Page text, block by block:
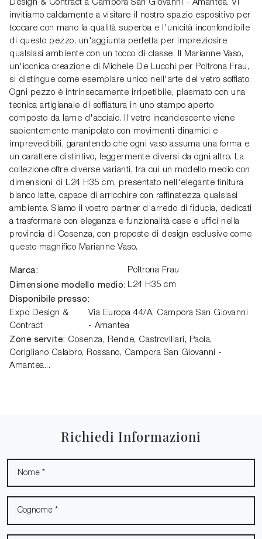
Design & Contract a Campora San Giovanni - Amantea. Vi
invitiamo caldamente a visitare il nostro spazio espositivo per
toccare con mano la qualità superba e l'unicità inconfondibile
di questo pezzo, un'aggiunta perfetta per impreziosire
qualsiasi ambiente con un tocco di classe. Il Marianne Vaso,
un'iconica creazione di Michele De Lucchi per Poltrona Frau,
si distingue come esemplare unico nell'arte del vetro soffiato.
Ogni pezzo è intrinsecamente irripetibile, plasmato con una
tecnica artigianale di soffiatura in uno stampo aperto
composto da lame d'acciaio. Il vetro incandescente viene
sapientemente manipolato con movimenti dinamici e
imprevedibili, garantendo che ogni vaso assuma una forma e
un carattere distintivo, leggermente diversi da ogni altro. La
collezione offre diverse varianti, tra cui un modello medio con
dimensioni di L24 H35 cm, presentato nell'elegante finitura
bianco latte, capace di arricchire con raffinatezza qualsiasi
ambiente. Siamo il vostro partner d'arredo di fiducia, dedicati
a trasformare con eleganza e funzionalità case e uffici nella
provincia di Cosenza, con proposte di design esclusive come
questo magnifico Marianne Vaso.
Marca: Poltrona Frau
Dimensione modello medio: L24 H35 cm
Disponibile presso:
Expo Design &
Contract
Via Europa 44/A, Campora San Giovanni
- Amantea
Zone servite: Cosenza, Rende, Castrovillari, Paola,
Corigliano Calabro, Rossano, Campora San Giovanni -
Amantea...
Richiedi Informazioni